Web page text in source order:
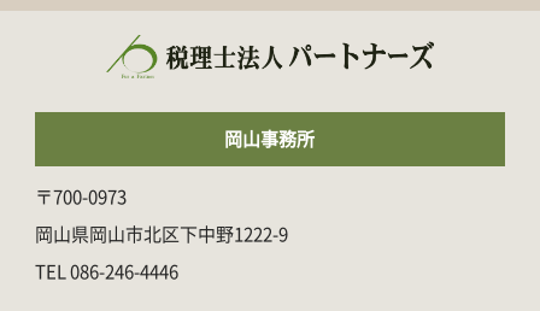
岡山事務所
〒700-0973
岡山県岡山市北区下中野1222-9
086-246-4446